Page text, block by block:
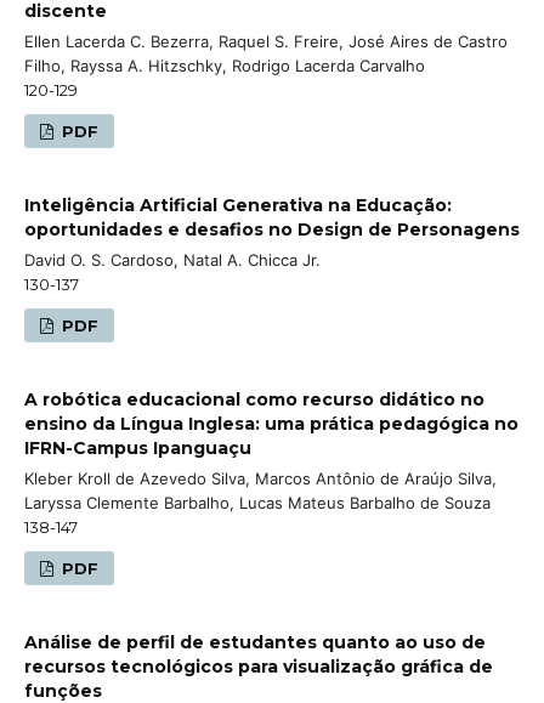
discente
Ellen Lacerda C. Bezerra, Raquel S. Freire, José Aires de Castro
Filho, Rayssa A. Hitzschky, Rodrigo Lacerda Carvalho
120-129
PDF
Inteligência Artificial Generativa na Educação:
oportunidades e desafios no Design de Personagens
David O. S. Cardoso, Natal A. Chicca Jr.
130-137
PDF
A robótica educacional como recurso didático no
ensino da Língua Inglesa: uma prática pedagógica no
IFRN-Campus Ipanguaçu
Kleber Kroll de Azevedo Silva, Marcos Antônio de Araújo Silva,
Laryssa Clemente Barbalho, Lucas Mateus Barbalho de Souza
138-147
PDF
Análise de perfil de estudantes quanto ao uso de
recursos tecnológicos para visualização gráfica de
funções